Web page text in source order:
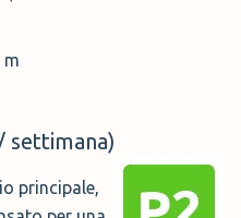
m
settimana)
principale,